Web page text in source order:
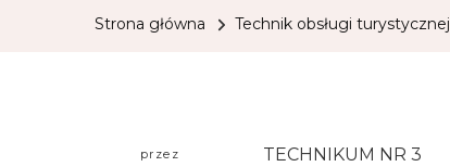
Strona główna Technik obsługi turystycznej
przez TECHNIKUM NR 3